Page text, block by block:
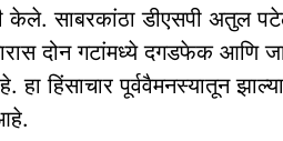
केले. साबरकांठा डीएसपी अतुल
दोन गटांमध्ये दगडफेक आणि
हिंसाचार पूर्ववैमनस्यातून